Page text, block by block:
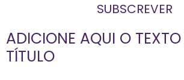
SUBSCREVER
ADICIONE AQUI O
TÍTULO